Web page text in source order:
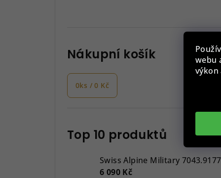
webu
výkon
Nákupní košík
0ks /0 Kč
Top 10 produktů
Swiss Alpine Military 7043.9177
6 090 Kč